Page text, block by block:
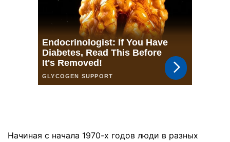
Начиная с начала 1970-х годов люди в разных